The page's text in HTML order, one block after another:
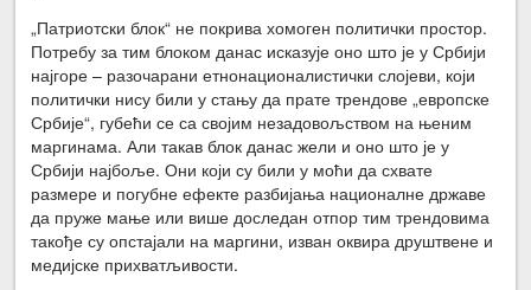
„Патриотски блок“ не покрива хомоген политички простор.
Потребу за тим блоком данас исказује оно што је у Србији
најгоре – разочарани етнонационалистички слојеви, који
политички нису били у стању да прате трендове „европске
Србије“, губећи се са својим незадовољством на њеним
маргинама. Али такав блок данас жели и оно што је у
Србији најбоље. Они који су били у моћи да схвате
размере и погубне ефекте разбијања националне државе
да пруже мање или више доследан отпор тим трендовима
такође су опстајали на маргини, изван оквира друштвене и
медијске прихватљивости.